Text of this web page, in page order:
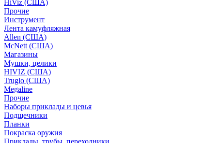
HiViz (США)
Прочие
Инструмент
Лента камуфляжная
Allen (США)
McNett (США)
Магазины
Мушки, целики
HIVIZ (США)
Truglo (США)
Megaline
Прочие
Наборы приклады и цевья
Подщечники
Планки
Покраска оружия
Приклады, трубы, переходники